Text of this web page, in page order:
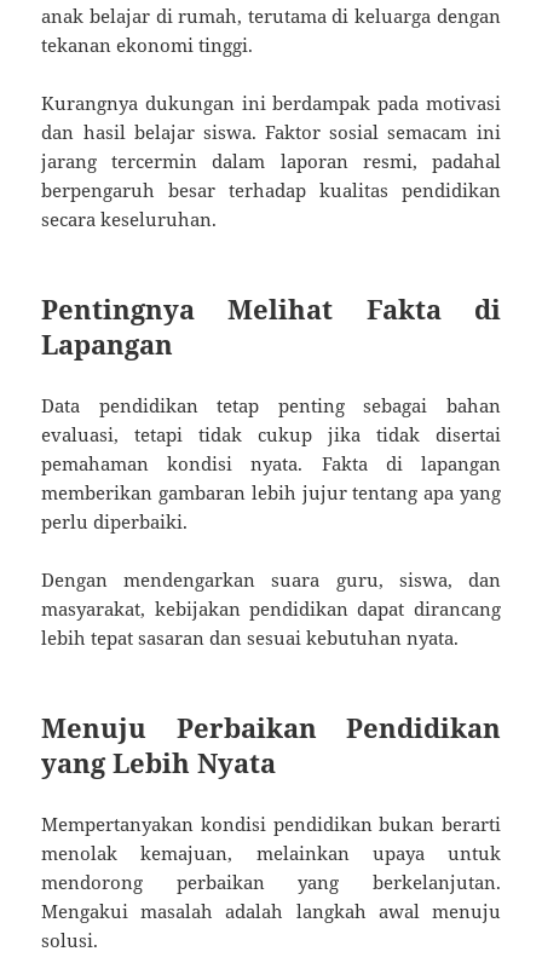
anak belajar di rumah, terutama di keluarga dengan
tekanan ekonomi tinggi.
Kurangnya dukungan ini berdampak pada motivasi
dan hasil belajar siswa. Faktor sosial semacam ini
jarang tercermin dalam laporan resmi, padahal
berpengaruh besar terhadap kualitas pendidikan
secara keseluruhan.
Pentingnya Melihat Fakta di
Lapangan
Data pendidikan tetap penting sebagai bahan
evaluasi, tetapi tidak cukup jika tidak disertai
pemahaman kondisi nyata. Fakta di lapangan
memberikan gambaran lebih jujur tentang apa yang
perlu diperbaiki.
Dengan mendengarkan suara guru, siswa, dan
masyarakat, kebijakan pendidikan dapat dirancang
lebih tepat sasaran dan sesuai kebutuhan nyata.
Menuju Perbaikan Pendidikan
yang Lebih Nyata
Mempertanyakan kondisi pendidikan bukan berarti
menolak kemajuan, melainkan upaya untuk
mendorong perbaikan yang berkelanjutan.
Mengakui masalah adalah langkah awal menuju
solusi.